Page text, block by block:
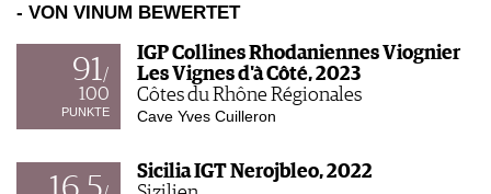
WEINWISSEN
WEINREGIONEN
WEINLEXIKON
WEINGESCHICHTE
INFOGRAFIKEN
EVENTS
EVENTKALENDER
EVENT-BILDER
FOOD PAIRING TIPPS
MAGAZIN
- VON VINUM BEWERTET
91 /
100
PUNKTE
IGP Collines Rhodaniennes Viognier
Les Vignes d'à Côté, 2023
Côtes du Rhône Régionales
Cave Yves Cuilleron
Sicilia IGT Nerojbleo, 2022